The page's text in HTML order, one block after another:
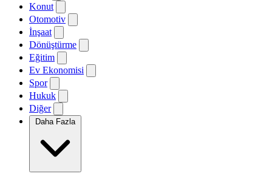
Konut
Otomotiv
İnşaat
Dönüştürme
Eğitim
Ev Ekonomisi
Spor
Hukuk
Diğer
Daha Fazla